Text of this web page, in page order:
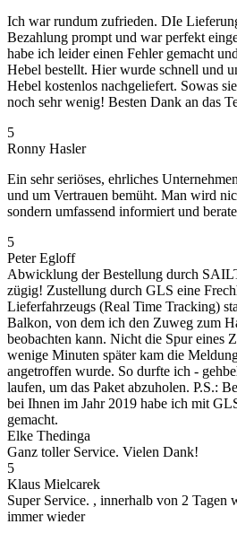
Ich war rundum zufrieden. DIe
Bezahlung prompt und war perfekt
habe ich leider einen Fehler gemacht
Hebel bestellt. Hier wurde schnell und
Hebel kostenlos nachgeliefert. Sowas
noch sehr wenig! Besten Dank an das
5
Ronny Hasler
Ein sehr seriöses, ehrliches
und um Vertrauen bemüht. Man wird
sondern umfassend informiert und
5
Peter Egloff
Abwicklung der Bestellung durch
zügig! Zustellung durch GLS eine
Lieferfahrzeugs (Real Time Tracking)
Balkon, von dem ich den Zuweg zum
beobachten kann. Nicht die Spur eines
wenige Minuten später kam die
angetroffen wurde. So durfte ich -
laufen, um das Paket abzuholen. P.S.:
bei Ihnen im Jahr 2019 habe ich mit
gemacht.
Elke Thedinga
Ganz toller Service. Vielen Dank!
5
Klaus Mielcarek
Super Service. , innerhalb von 2 Tagen
immer wieder